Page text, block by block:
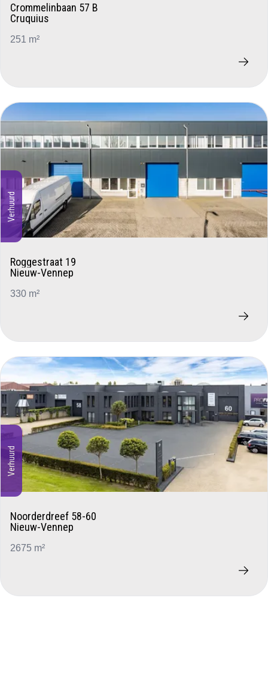
Crommelinbaan 57 B
Cruquius
251 m²
Verhuurd
Roggestraat 19
Nieuw-Vennep
330 m²
Verhuurd
Noorderdreef 58-60
Nieuw-Vennep
2675 m²